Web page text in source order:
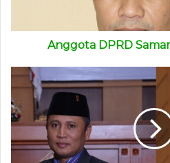
Anggota DPRD